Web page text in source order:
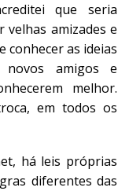
que seria
amizades e
conhecer as ideias
amigos e
melhor.
em todos os
há leis próprias
diferentes das